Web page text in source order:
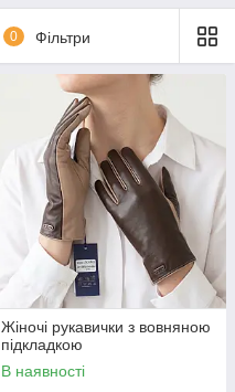
0 Фільтри
Жіночі рукавички з вовняною
підкладкою
В наявності